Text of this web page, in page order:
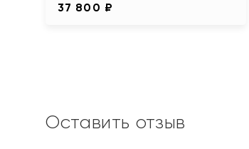
37 800 ₽
Оставить отзыв